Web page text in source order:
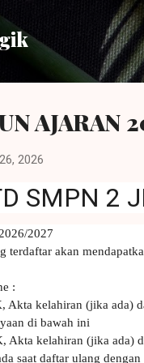
AJARAN
2026
SMPN 2
2027
terdaftar akan
:
Akta kelahiran (jika ada)
di bawah ini
Akta kelahiran (jika ada)
saat daftar ulang dengan